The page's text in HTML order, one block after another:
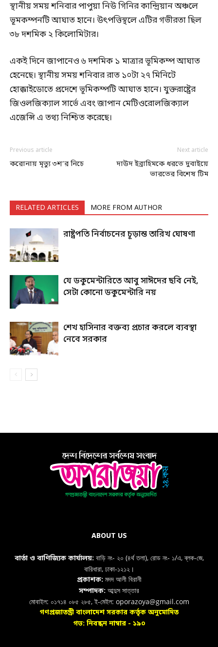
স্থানীয় সময় শনিবার পাপুয়া নিউ গিনির কান্দ্রিয়ান অঞ্চলে
ভূমকম্পনটি আঘাত হানে। উৎপত্তিস্থলে এটির গভীরতা ছিল
৩৮ দশমিক ২ কিলোমিটার।
একই দিনে জাপানেও ৬ দশমিক ১ মাত্রার ভূমিকম্প আঘাত
হেনেছে। স্থানীয় সময় শনিবার রাত ১০টা ২৭ মিনিটে
হোক্কাইডোতে প্রদেশে ভূমিকম্পটি আঘাত হানে। যুক্তরাষ্ট্রের
জিওলজিক্যাল সার্ভে এবং জাপান মেটিওরোলজিক্যাল
এজেন্সি এ তথ্য নিশ্চিত করেছে।
Previous article
করোনায় মৃত্যু ৩শ’র নিচে
Next article
দাউদ ইব্রাহিমকে ধরতে দুবাইয়ে
ভারতের বিশেষ টিম
RELATED ARTICLES MORE FROM AUTHOR
রাষ্ট্রপতি নির্বাচনের চূড়ান্ত তারিখ ঘোষণা
যে ডকুমেন্টারিতে আবু সাঈদের ছবি নেই,
সেটা কোনো ডকুমেন্টারি নয়
শেখ হাসিনার বক্তব্য প্রচার করলে ব্যবস্থা
নেবে সরকার
ABOUT US
বার্তা ও বাণিজ্যিক কার্যালয়: বাড়ি নং- ২০ (৪র্থ তলা), রোড নং- ১/এ, ব্লক-জে,
বারিধারা, ঢাকা-১২১২।
প্রকাশক:মদদ আলী বিরানী
সম্পাদক: আব্দুস সাত্তার
মোবাইল: ০১৭১৪ ০৮৫ ২৮৫, ই-মেইল: oporazoya@gmail.com
গণপ্রজাতন্ত্রী বাংলাদেশ সরকার কর্তৃক অনুমোদিত
গভ: নিবন্ধন নাম্বার - ১৯০